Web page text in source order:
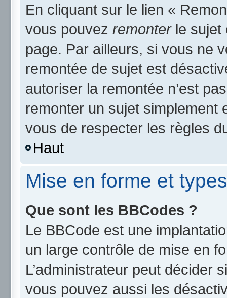
En cliquant sur le lien «
vous pouvez remonterle sujet
page. Par ailleurs, si vous ne
remontée de sujet est
autoriser la remontée n’est
remonter un sujet simplement
vous de respecter les règles
Haut
Mise en forme et
Que sont les BBCodes ?
Le BBCode est une
un large contrôle de mise en
L’administrateur peut décider
vous pouvez aussi les